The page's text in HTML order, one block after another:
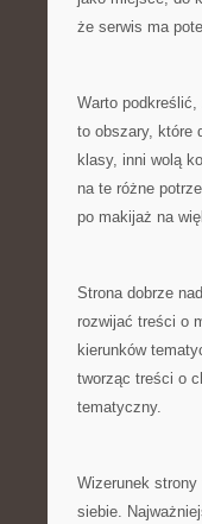
że serwis ma
Warto
to obszary, które
klasy, inni wolą
na te różne
po makijaż na
Strona dobrze
rozwijać treści o
kierunków
tworząc treści o
tematyczny.
Wizerunek
siebie.